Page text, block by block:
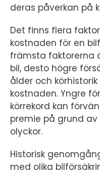
deras påverkan på
Det finns flera
kostnaden för en
främsta faktorerna
bil, desto högre
ålder och
kostnaden. Yngre
körrekord kan
premie på grund
olyckor.
Historisk
med olika